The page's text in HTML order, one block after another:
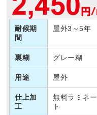
耐候期
間
屋外3～5年
裏糊 グレー糊
用途 屋外
仕上加
工
無料ラミネー
ト